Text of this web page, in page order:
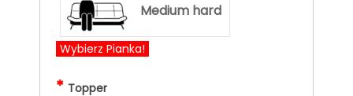
Medium hard
Wybierz Pianka!
* Topper